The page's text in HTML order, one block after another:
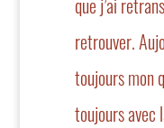
retrouver.
toujours mon
toujours